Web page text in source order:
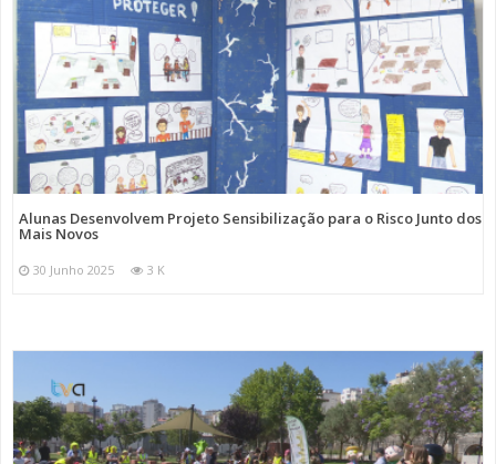
Alunas Desenvolvem Projeto Sensibilização para o Risco Junto dos
Mais Novos
30 Junho 2025 3 K